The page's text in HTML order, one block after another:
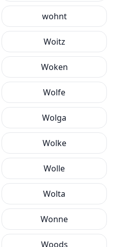
wohnt
Woitz
Woken
Wolfe
Wolga
Wolke
Wolle
Wolta
Wonne
Woods